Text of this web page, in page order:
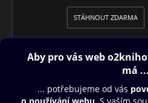
STÁHNOUT ZDARMA
Obsah ke stažení